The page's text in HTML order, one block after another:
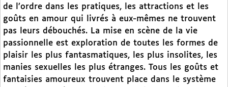
de l’ordre dans les pratiques, les attractions et les
goûts en amour qui livrés à eux-mêmes ne trouvent
pas leurs débouchés. La mise en scène de la vie
passionnelle est exploration de toutes les formes de
plaisir les plus fantasmatiques, les plus insolites, les
manies sexuelles les plus étranges. Tous les goûts et
fantaisies amoureux trouvent place dans le système